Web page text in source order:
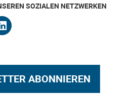
SOZIALEN NETZWERKEN
ABONNIEREN